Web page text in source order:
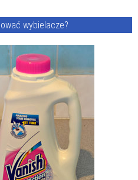
wybielacze?